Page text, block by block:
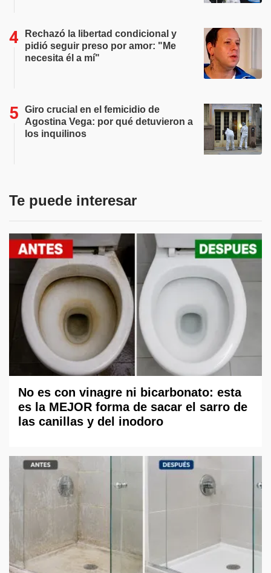
Rechazó la libertad condicional y
pidió seguir preso por amor: "Me
necesita él a mí"
Giro crucial en el femicidio de
Agostina Vega: por qué detuvieron a
los inquilinos
Te puede interesar
No es con vinagre ni bicarbonato: esta
es la MEJOR forma de sacar el sarro de
las canillas y del inodoro